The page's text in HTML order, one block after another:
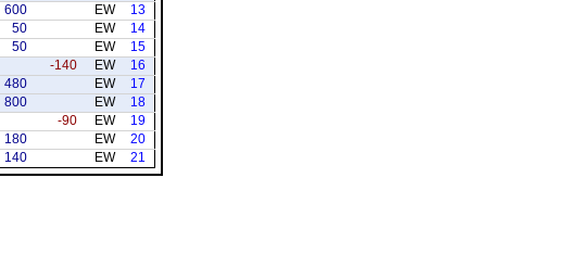
13
EW
600
14
EW
50
15
EW
50
16
EW
-140
17
EW
480
18
EW
800
19
EW
-90
20
EW
180
21
EW
140